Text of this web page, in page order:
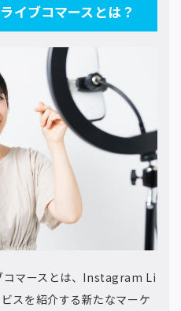
イブコマースとは？
マースとは、Instagram Li
スを紹介する新たなマーケ